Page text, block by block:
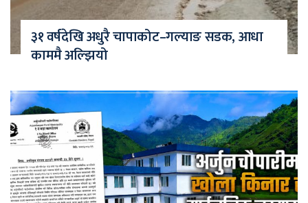
३१ वर्षदेखि अधुरै चापाकोट–गल्याङ सडक, आधा
काममै अल्झियो